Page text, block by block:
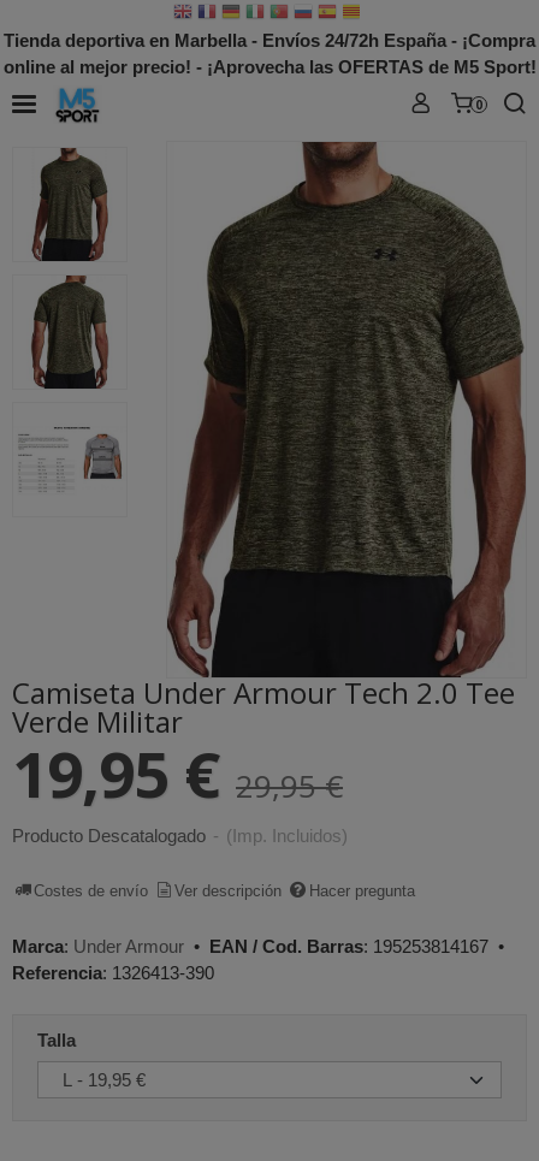
Tienda deportiva en Marbella - Envíos 24/72h España - ¡Compra
online al mejor precio! - ¡Aprovecha las OFERTAS de M5 Sport!
0
Camiseta Under Armour Tech 2.0 Tee
Verde Militar
19,95 € 29,95 €
Producto Descatalogado - (Imp. Incluidos)
Costes de envío Ver descripción Hacer pregunta
Marca: Under Armour • EAN / Cod. Barras: 195253814167 •
Referencia: 1326413-390
Talla